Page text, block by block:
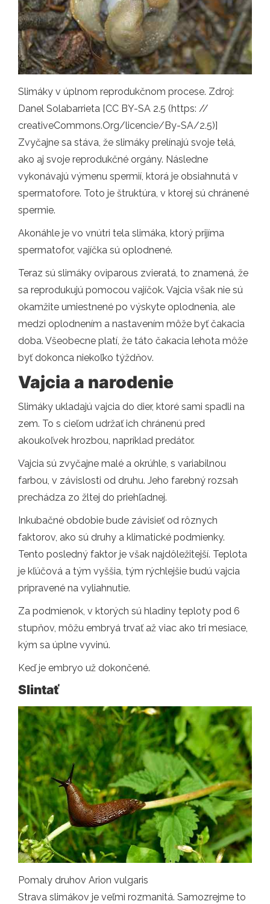
Slimáky v úplnom reprodukčnom procese. Zdroj:
Danel Solabarrieta [CC BY-SA 2.5 (https: //
creativeCommons.Org/licencie/By-SA/2.5)]
Zvyčajne sa stáva, že slimáky prelínajú svoje telá,
ako aj svoje reprodukčné orgány. Následne
vykonávajú výmenu spermií, ktorá je obsiahnutá v
spermatofore. Toto je štruktúra, v ktorej sú chránené
spermie.
Akonáhle je vo vnútri tela slimáka, ktorý prijíma
spermatofor, vajíčka sú oplodnené.
Teraz sú slimáky oviparous zvieratá, to znamená, že
sa reprodukujú pomocou vajíčok. Vajcia však nie sú
okamžite umiestnené po výskyte oplodnenia, ale
medzi oplodnením a nastavením môže byť čakacia
doba. Všeobecne platí, že táto čakacia lehota môže
byť dokonca niekoľko týždňov.
Vajcia a narodenie
Slimáky ukladajú vajcia do dier, ktoré sami spadli na
zem. To s cieľom udržať ich chránenú pred
akoukoľvek hrozbou, napríklad predátor.
Vajcia sú zvyčajne malé a okrúhle, s variabilnou
farbou, v závislosti od druhu. Jeho farebný rozsah
prechádza zo žltej do priehľadnej.
Inkubačné obdobie bude závisieť od rôznych
faktorov, ako sú druhy a klimatické podmienky.
Tento posledný faktor je však najdôležitejší. Teplota
je kľúčová a tým vyššia, tým rýchlejšie budú vajcia
pripravené na vyliahnutie.
Za podmienok, v ktorých sú hladiny teploty pod 6
stupňov, môžu embryá trvať až viac ako tri mesiace,
kým sa úplne vyvinú.
Keď je embryo už dokončené.
Slintať
Pomaly druhov Arion vulgaris
Strava slimákov je veľmi rozmanitá. Samozrejme to